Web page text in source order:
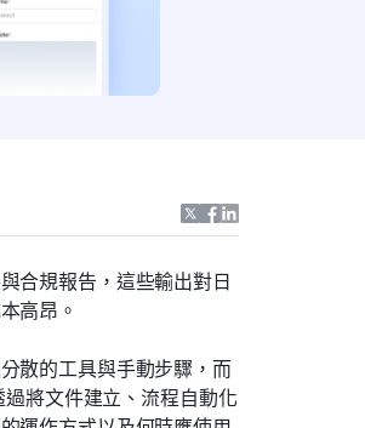
合規報告，這些輸出對日
高昂。
散的工具與手動步驟，而
將文件建立、流程自動化